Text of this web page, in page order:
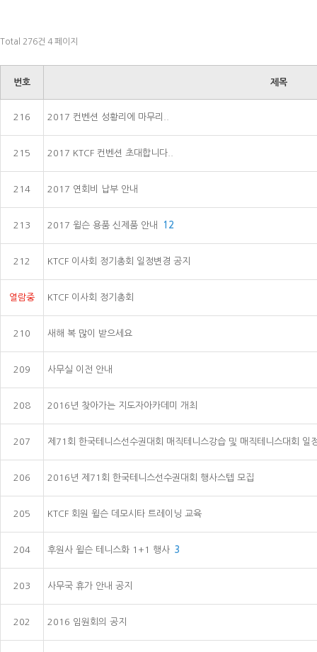
Total 276건 4 페이지
번호 제목
216 2017 컨벤션 성황리에 마무리..
215 2017 KTCF 컨벤션 초대합니다..
214 2017 연회비 납부 안내
213 2017 윌슨 용품 신제품 안내 12
212 KTCF 이사회 정기총회 일정변경 공지
열람중 KTCF 이사회 정기총회
210 새해 복 많이 받으세요
209 사무실 이전 안내
208 2016년 찾아가는 지도자아카데미 개최
207 제71회 한국테니스선수권대회 매직테니스강습 및 매직테니스대회 일
206 2016년 제71회 한국테니스선수권대회 행사스텝 모집
205 KTCF 회원 윌슨 데모시타 트레이닝 교육
204 후원사 윌슨 테니스화 1+1 행사 3
203 사무국 휴가 안내 공지
202 2016 임원회의 공지